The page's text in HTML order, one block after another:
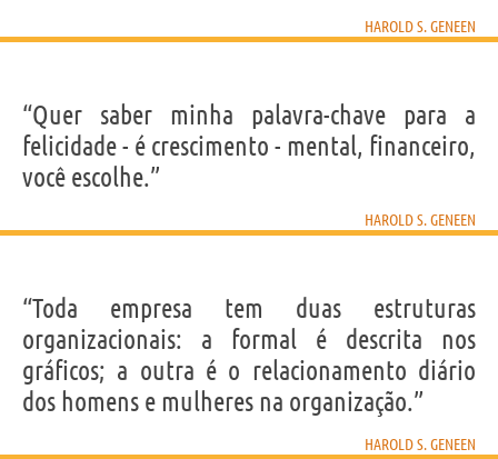
HAROLD S. GENEEN
“Quer saber minha palavra-chave para a
felicidade - é crescimento - mental, financeiro,
você escolhe.”
HAROLD S. GENEEN
“Toda empresa tem duas estruturas
organizacionais: a formal é descrita nos
gráficos; a outra é o relacionamento diário
dos homens e mulheres na organização.”
HAROLD S. GENEEN